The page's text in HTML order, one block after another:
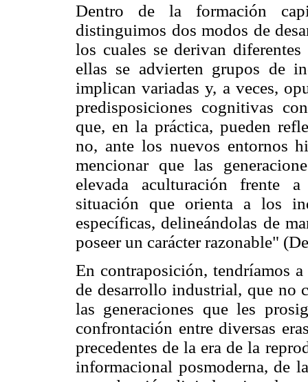
Dentro de la formación
distinguimos dos modos de
los cuales se derivan
ellas se advierten grupos de
implican variadas y, a veces,
predisposiciones cognitivas
que, en la práctica, pueden
no, ante los nuevos entornos
mencionar que las
elevada aculturación frente
situación que orienta a los
específicas, delineándolas de
poseer un carácter razonable"
En contraposición, tendríamos
de desarrollo industrial, que no
las generaciones que les
confrontación entre diversas
precedentes de la era de la
informacional posmoderna, de